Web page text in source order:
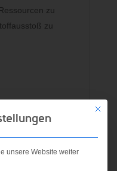
zu
zu
Mit
unsere Website weiter